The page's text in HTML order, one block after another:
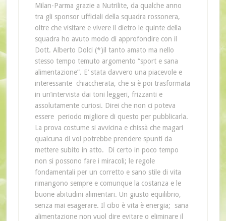
Milan-Parma grazie a Nutrilite, da qualche anno
tra gli sponsor ufficiali della squadra rossonera,
oltre che visitare e vivere il dietro le quinte della
squadra ho avuto modo di approfondire con il
Dott. Alberto Dolci (*)il tanto amato ma nello
stesso tempo temuto argomento “sport e sana
alimentazione”. E’ stata davvero una piacevole e
interessante chiaccherata, che si è poi trasformata
in un’intervista dai toni leggeri, frizzanti e
assolutamente curiosi. Direi che non ci poteva
essere periodo migliore di questo per pubblicarla.
La prova costume si avvicina e chissà che magari
qualcuna di voi potrebbe prendere spunti da
mettere subito in atto. Di certo in poco tempo
non si possono fare i miracoli; le regole
fondamentali per un corretto e sano stile di vita
rimangono sempre e comunque la costanza e le
buone abitudini alimentari. Un giusto equilibrio,
senza mai esagerare. Il cibo è vita è energia; sana
alimentazione non vuol dire evitare o eliminare il